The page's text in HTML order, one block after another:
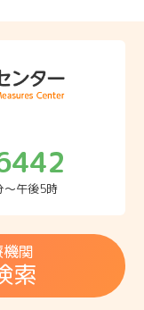
～午後5時
関
索